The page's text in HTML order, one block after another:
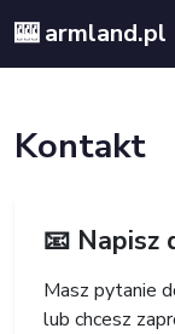
🎰 armland.pl
Kontakt
📧 Napisz
Masz pytanie
lub chcesz